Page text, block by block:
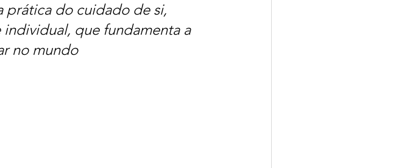
prática do cuidado de si,
que fundamenta a
no mundo